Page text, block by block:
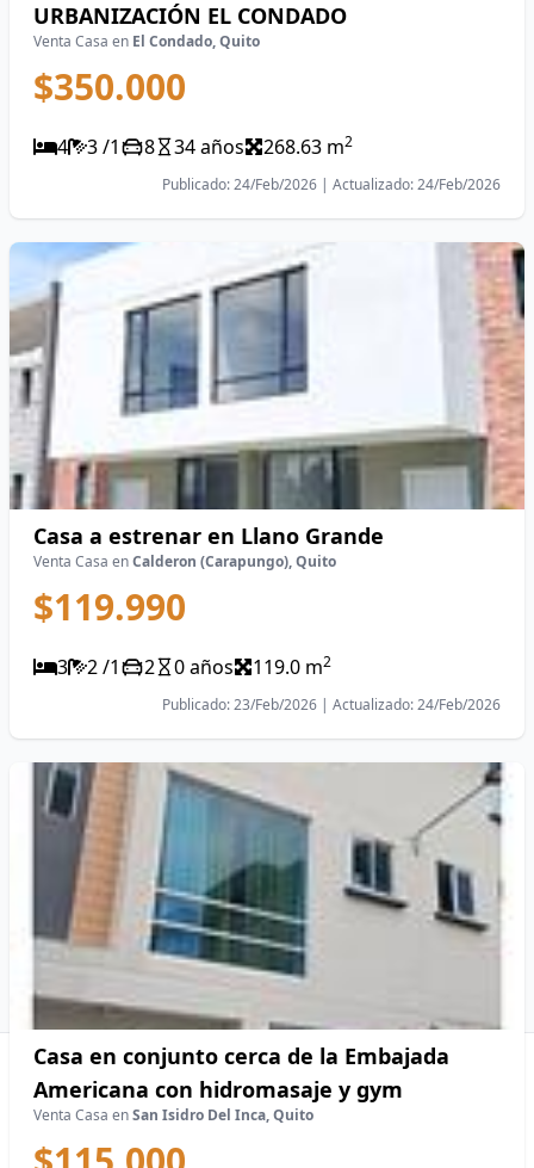
URBANIZACIÓN EL CONDADO
Venta Casa en El Condado, Quito
$350.000
4 3 /1 8 34 años 268.63 m2
Publicado: 24/Feb/2026 | Actualizado: 24/Feb/2026
Casa a estrenar en Llano Grande
Venta Casa enCalderon (Carapungo), Quito
$119.990
3 2 /1 2 0 años 119.0 m2
Publicado: 23/Feb/2026 | Actualizado: 24/Feb/2026
Casa en conjunto cerca de la Embajada
Americana con hidromasaje y gym
Venta Casa enSan Isidro Del Inca, Quito